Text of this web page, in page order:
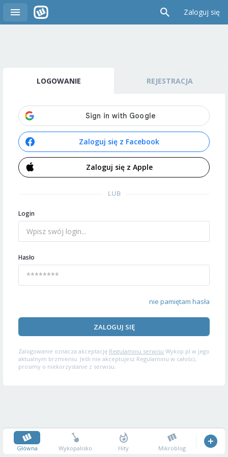
Zaloguj się
LOGOWANIE REJESTRACJA
Zaloguj się z Facebook
Zaloguj się z Apple
LUB
Login
Hasło
nie pamiętam hasła
ZALOGUJ SIĘ
Zalogowanie oznacza akceptację Regulaminu serwisu Wykop.pl w jego
aktualnym brzmieniu. Jeśli nie akceptujesz Regulaminu w całości,
prosimy o niekorzystanie z serwisu.
Główna Wykopalisko Hity Mikroblog